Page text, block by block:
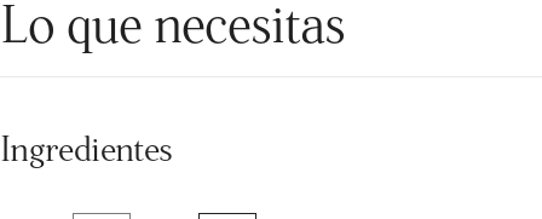
Lo que necesitas
Ingredientes